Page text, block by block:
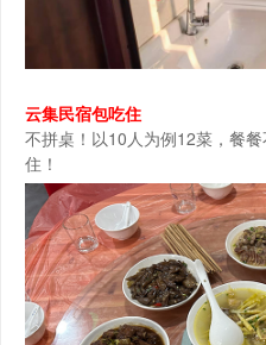
云集民宿包吃住
不拼桌！以10人为例12菜，餐
住！